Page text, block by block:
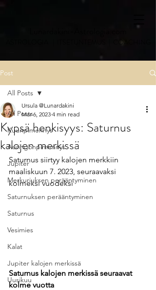
ASTROLOGIA | ITSETUNTEMUS | COACHING
Post
All Posts
Kuunpimennys
Auringonpimennys
Jupiter
Merkuriuksen perääntyminen
Saturnuksen perääntyminen
Saturnus
Vesimies
Kalat
Jupiter kalojen merkissä
Uusikuu
All Posts
Kypsä henkisyys: Saturnus
kalojen merkissä
Ursula @Lunardakini
Mar 6, 2023 4 min read
Saturnus siirtyy kalojen merkkiin
maaliskuun 7. 2023, seuraavaksi
kolmeksi vuodeksi
Saturnus kalojen merkissä seuraavat
kolme vuotta